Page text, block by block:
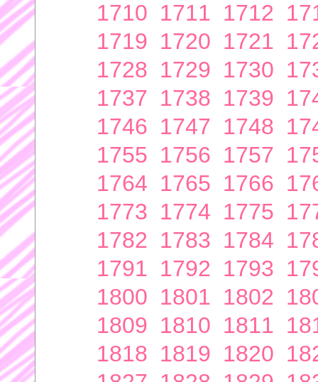
1710 1711 1712
1719 1720 1721
1728 1729 1730
1737 1738 1739
1746 1747 1748
1755 1756 1757
1764 1765 1766
1773 1774 1775
1782 1783 1784
1791 1792 1793
1800 1801 1802
1809 1810 1811
1818 1819 1820